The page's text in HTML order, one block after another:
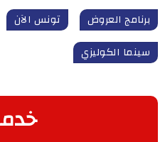
برنامج العروض تونس الآن
سينما الكوليزي